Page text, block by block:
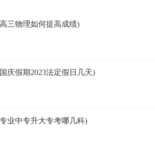
三物理如何提高成绩)
庆假期2023法定假日几天)
业中专升大专考哪几科)